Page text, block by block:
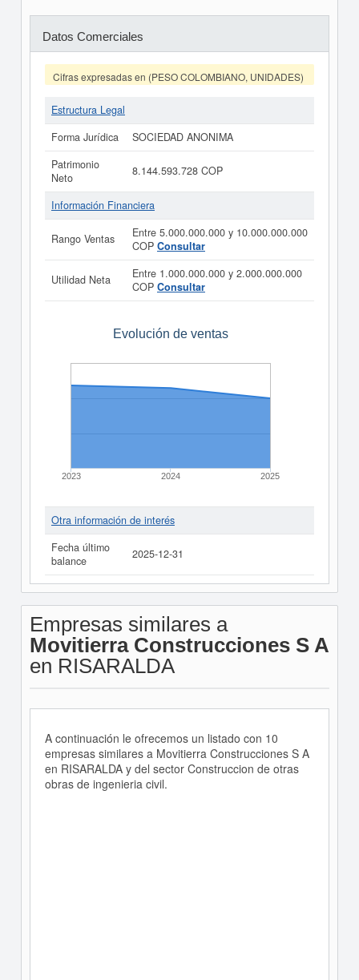
Datos Comerciales
Cifras expresadas en (PESO COLOMBIANO, UNIDADES)
Estructura Legal
Forma Jurídica
SOCIEDAD ANONIMA
Patrimonio
Neto
8.144.593.728 COP
Información Financiera
Rango Ventas
Entre 5.000.000.000 y 10.000.000.000
COP Consultar
Utilidad Neta
Entre 1.000.000.000 y 2.000.000.000
COP Consultar
Evolución de ventas
2023 2024 2025
Otra información de interés
Fecha último
balance
2025-12-31
Empresas similares a
Movitierra Construcciones S A
en RISARALDA
A continuación le ofrecemos un listado con 10
empresas similares a Movitierra Construcciones S A
en RISARALDA y del sector Construccion de otras
obras de ingenieria civil.